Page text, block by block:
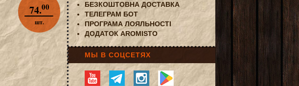
74.00
шт.
БЕЗКОШТОВНА ДОСТАВКА
ТЕЛЕГРАМ БОТ
ПРОГРАМА ЛОЯЛЬНОСТІ
ДОДАТОК AROMISTO
МЫ В СОЦСЕТЯХ